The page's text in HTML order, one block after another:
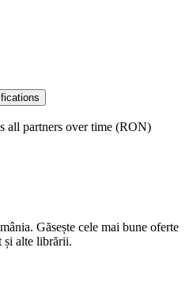
all partners over time (RON)
Găsește cele mai bune oferte
și alte librării.